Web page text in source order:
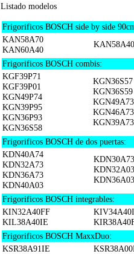
Listado modelos
Frigorificos BOSCH side by side
KAN58A70
KAN60A40
KAN58A40
Frigorificos BOSCH combis:
KGF39P71
KGF39P01
KGN49P74
KGN39P95
KGN36P93
KGN36S58
KGN36S57
KGN36S59
KGN49A73
KGN46A73
KGN39A73
Frigorificos BOSCH de dos puertas:
KDN40A74
KDN32A73
KDN36A73
KDN40A03
KDN30A73
KDN32A03
KDN36A03
Frigorificos BOSCH integrables:
KIN32A40FF
KIL38A40IE
Frigorificos BOSCH MaxxDuo:
KSR38A91IE